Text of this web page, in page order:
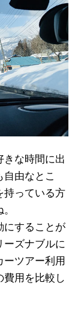
な時間に出
由なとこ
持っている方
にすることが
ズナブルに
ツアー利用
用を比較し